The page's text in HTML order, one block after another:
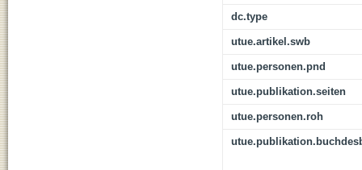
dc.type
utue.artikel.swb
utue.personen.pnd
utue.publikation.seiten
utue.personen.roh